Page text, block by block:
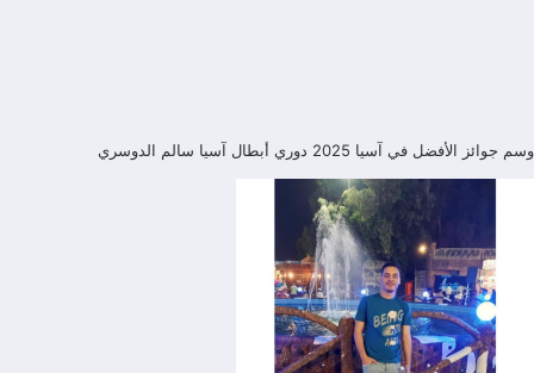
وسم جوائز الأفضل في آسيا 2025 دوري أبطال آسيا سالم الدوسري